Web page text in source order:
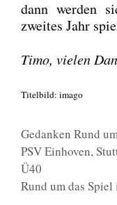
dann wer­den
zwei­tes Jahr
Timo, vie­len
Titel­bild: ima­go
Kategorien
Gedanken Rund
Schlagwörter
PSV Einhoven,
Ü40
Rund um das